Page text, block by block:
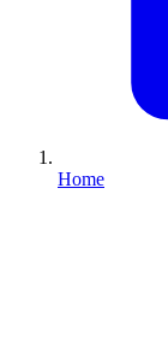
Home